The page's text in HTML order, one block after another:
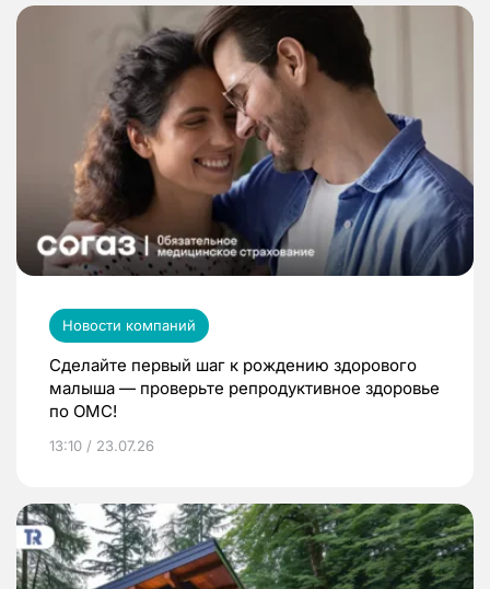
Новости компаний
Сделайте первый шаг к рождению здорового
малыша — проверьте репродуктивное здоровье
по ОМС!
13:10 / 23.07.26